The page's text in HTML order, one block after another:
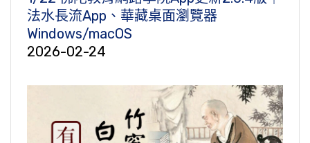
法水長流App、華藏桌面瀏覽器
Windows/macOS
2026-02-24